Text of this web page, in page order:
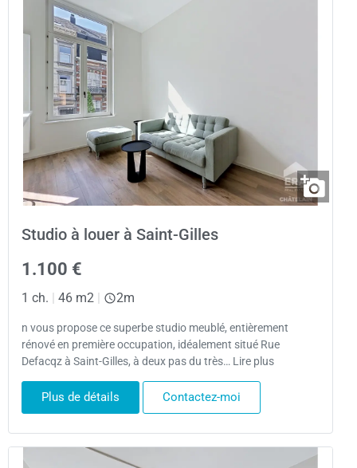
Studio à louer à Saint-Gilles
1.100 €
1 ch. 46 m2 2m
n vous propose ce superbe studio meublé, entièrement
rénové en première occupation, idéalement situé Rue
Defacqz à Saint-Gilles, à deux pas du très… Lire plus
Plus de détails Contactez-moi